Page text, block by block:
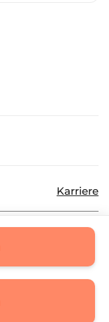
Karriere